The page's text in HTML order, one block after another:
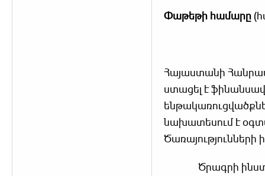
Փաթեթի համարը
Հայաստանի
ստացել է
նախատեսում է
Ծրագրի